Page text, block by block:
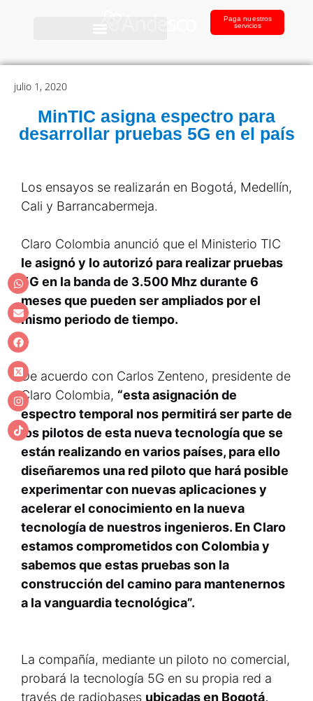
Paga nuestros
servicios
julio 1, 2020
MinTIC asigna espectro para
desarrollar pruebas 5G en el país
Los ensayos se realizarán en Bogotá, Medellín,
Cali y Barrancabermeja.
Claro Colombia anunció que el Ministerio TIC
le asignó y lo autorizó para realizar pruebas
5G en la banda de 3.500 Mhz durante 6
meses que pueden ser ampliados por el
mismo periodo de tiempo.
De acuerdo con Carlos Zenteno, presidente de
Claro Colombia, “esta asignación de
espectro temporal nos permitirá ser parte de
los pilotos de esta nueva tecnología que se
están realizando en varios países, para ello
diseñaremos una red piloto que hará posible
experimentar con nuevas aplicaciones y
acelerar el conocimiento en la nueva
tecnología de nuestros ingenieros. En Claro
estamos comprometidos con Colombia y
sabemos que estas pruebas son la
construcción del camino para mantenernos
a la vanguardia tecnológica”.
La compañía, mediante un piloto no comercial,
probará la tecnología 5G en su propia red a
través de radiobases ubicadas en Bogotá,